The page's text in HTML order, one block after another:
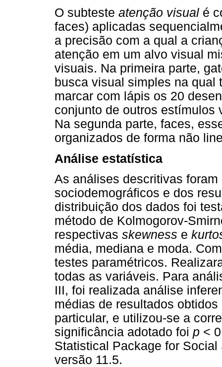
O subteste atenção visual é
faces) aplicadas
a precisão com a qual a
atenção em um alvo visual
visuais. Na primeira parte,
busca visual simples na qual
marcar com lápis os 20
conjunto de outros estímulos
Na segunda parte, faces,
organizados de forma não
Análise estatística
As análises descritivas
sociodemográficos e dos
distribuição dos dados foi
método de Kolmogorov-
respectivas skewness e
média, mediana e moda.
testes paramétricos.
todas as variáveis. Para
III, foi realizada análise
médias de resultados
particular, e utilizou-se a
significância adotado foi p <
Statistical Package for
versão 11.5.